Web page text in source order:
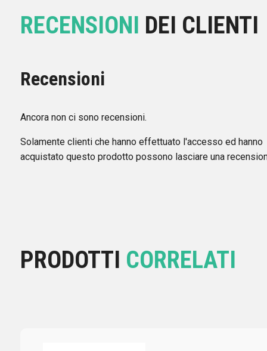
RECENSIONI DEI CLIENTI
Recensioni
Ancora non ci sono recensioni.
Solamente clienti che hanno effettuato l'accesso ed hanno
acquistato questo prodotto possono lasciare una
PRODOTTI CORRELATI